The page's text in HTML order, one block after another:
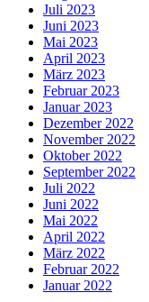
Juli 2023
Juni 2023
Mai 2023
April 2023
März 2023
Februar 2023
Januar 2023
Dezember 2022
November 2022
Oktober 2022
September 2022
Juli 2022
Juni 2022
Mai 2022
April 2022
März 2022
Februar 2022
Januar 2022